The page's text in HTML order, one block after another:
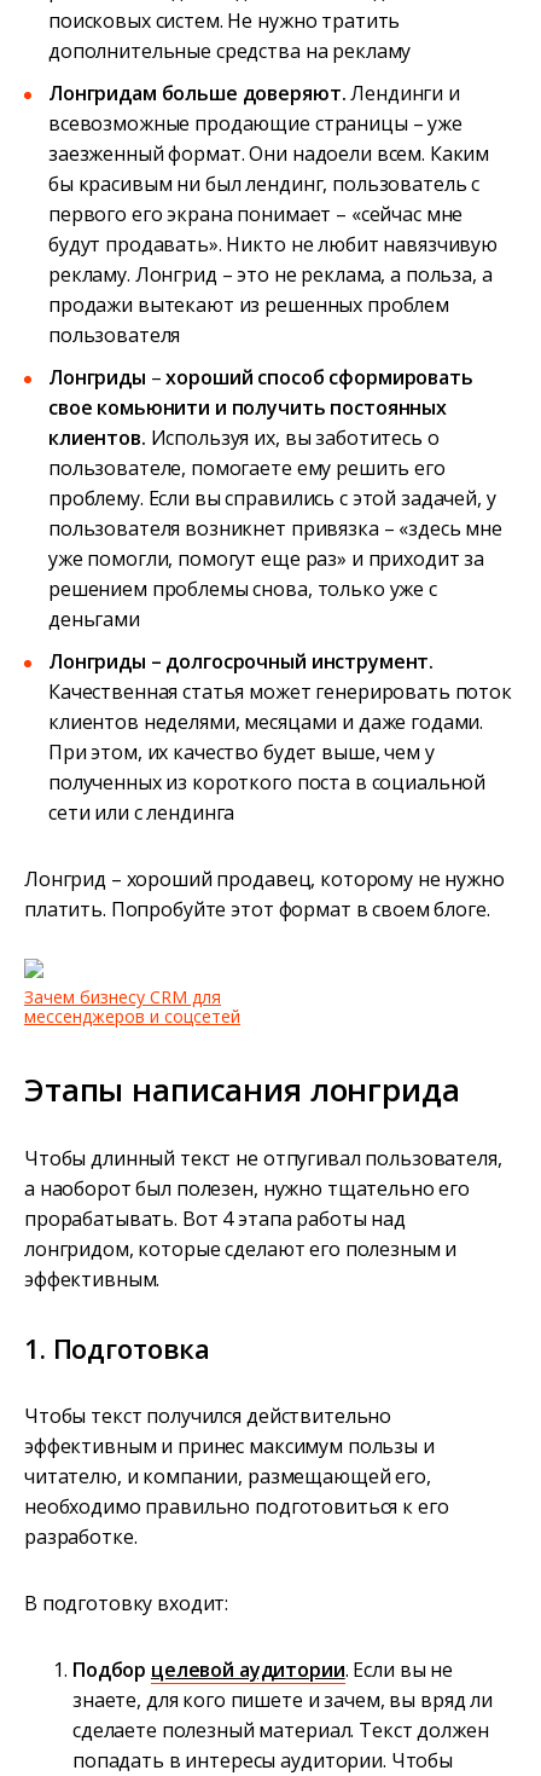
поисковых систем. Не нужно тратить
дополнительные средства на рекламу
Лонгридам больше доверяют.Лендинги и
всевозможные продающие страницы – уже
заезженный формат. Они надоели всем. Каким
бы красивым ни был лендинг, пользователь с
первого его экрана понимает – «сейчас мне
будут продавать». Никто не любит навязчивую
рекламу. Лонгрид – это не реклама, а польза, а
продажи вытекают из решенных проблем
пользователя
Лонгриды –хороший способ сформировать
свое комьюнити и получить постоянных
клиентов. Используя их, вы заботитесь о
пользователе, помогаете ему решить его
проблему. Если вы справились с этой задачей, у
пользователя возникнет привязка – «здесь мне
уже помогли, помогут еще раз» и приходит за
решением проблемы снова, только уже с
деньгами
Лонгриды – долгосрочный инструмент.
Качественная статья может генерировать поток
клиентов неделями, месяцами и даже годами.
При этом, их качество будет выше, чем у
полученных из короткого поста в социальной
сети или с лендинга
Лонгрид – хороший продавец, которому не нужно
платить. Попробуйте этот формат в своем блоге.
Зачем бизнесу CRM для
мессенджеров и соцсетей
Этапы написания лонгрида
Чтобы длинный текст не отпугивал пользователя,
а наоборот был полезен, нужно тщательно его
прорабатывать. Вот 4 этапа работы над
лонгридом, которые сделают его полезным и
эффективным.
1. Подготовка
Чтобы текст получился действительно
эффективным и принес максимум пользы и
читателю, и компании, размещающей его,
необходимо правильно подготовиться к его
разработке.
В подготовку входит:
Подбор целевой аудитории. Если вы не
знаете, для кого пишете и зачем, вы вряд ли
сделаете полезный материал. Текст должен
попадать в интересы аудитории. Чтобы